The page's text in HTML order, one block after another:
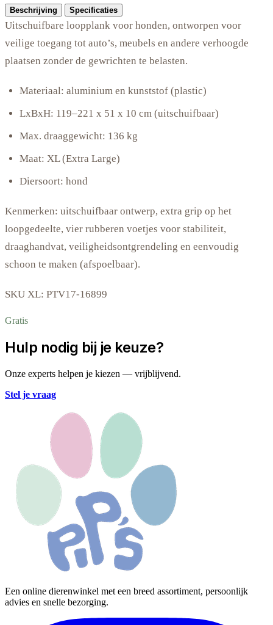
Beschrijving Specificaties
Uitschuifbare loopplank voor honden, ontworpen voor
veilige toegang tot auto’s, meubels en andere verhoogde
plaatsen zonder de gewrichten te belasten.
Materiaal: aluminium en kunststof (plastic)
LxBxH: 119–221 x 51 x 10 cm (uitschuifbaar)
Max. draaggewicht: 136 kg
Maat: XL (Extra Large)
Diersoort: hond
Kenmerken: uitschuifbaar ontwerp, extra grip op het
loopgedeelte, vier rubberen voetjes voor stabiliteit,
draaghandvat, veiligheidsontgrendeling en eenvoudig
schoon te maken (afspoelbaar).
SKU XL: PTV17-16899
Gratis
Hulp nodig bij je keuze?
Onze experts helpen je kiezen — vrijblijvend.
Stel je vraag
Een online dierenwinkel met een breed assortiment, persoonlijk
advies en snelle bezorging.